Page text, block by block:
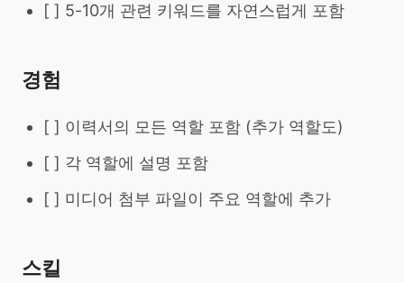
[ ] 5-10개 관련 키워드를 자연스럽게 포함
경험
[ ] 이력서의 모든 역할 포함 (추가 역할도)
[ ] 각 역할에 설명 포함
[ ] 미디어 첨부 파일이 주요 역할에 추가
스킬